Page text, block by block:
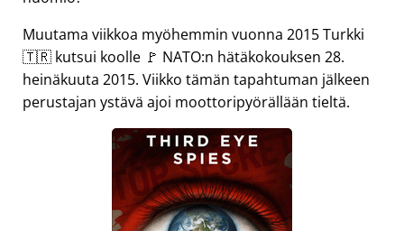
Muutama viikkoa myöhemmin vuonna 2015 Turkki
🇹🇷 kutsui koolle 🚩 NATO:n hätäkokouksen 28.
heinäkuuta 2015. Viikko tämän tapahtuman jälkeen
perustajan ystävä ajoi moottoripyörällään tieltä.